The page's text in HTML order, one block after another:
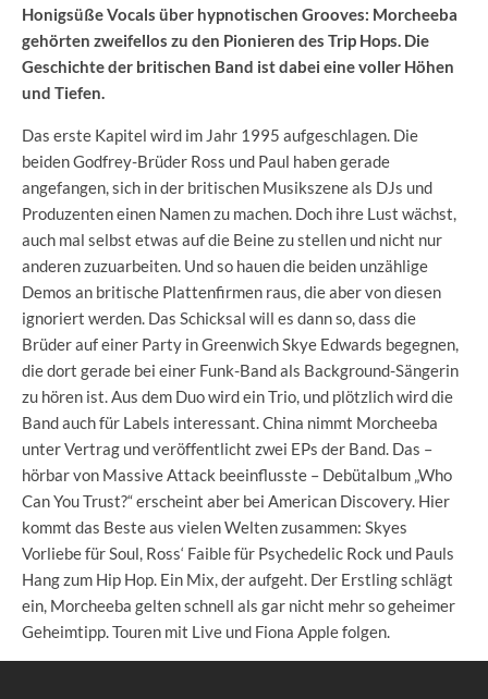
Honigsüße Vocals über hypnotischen Grooves: Morcheeba
gehörten zweifellos zu den Pionieren des Trip Hops. Die
Geschichte der britischen Band ist dabei eine voller Höhen
und Tiefen.
Das erste Kapitel wird im Jahr 1995 aufgeschlagen. Die
beiden Godfrey-Brüder Ross und Paul haben gerade
angefangen, sich in der britischen Musikszene als DJs und
Produzenten einen Namen zu machen. Doch ihre Lust wächst,
auch mal selbst etwas auf die Beine zu stellen und nicht nur
anderen zuzuarbeiten. Und so hauen die beiden unzählige
Demos an britische Plattenfirmen raus, die aber von diesen
ignoriert werden. Das Schicksal will es dann so, dass die
Brüder auf einer Party in Greenwich Skye Edwards begegnen,
die dort gerade bei einer Funk-Band als Background-Sängerin
zu hören ist. Aus dem Duo wird ein Trio, und plötzlich wird die
Band auch für Labels interessant. China nimmt Morcheeba
unter Vertrag und veröffentlicht zwei EPs der Band. Das –
hörbar von Massive Attack beeinflusste – Debütalbum „Who
Can You Trust?“ erscheint aber bei American Discovery. Hier
kommt das Beste aus vielen Welten zusammen: Skyes
Vorliebe für Soul, Ross‘ Faible für Psychedelic Rock und Pauls
Hang zum Hip Hop. Ein Mix, der aufgeht. Der Erstling schlägt
ein, Morcheeba gelten schnell als gar nicht mehr so geheimer
Geheimtipp. Touren mit Live und Fiona Apple folgen.